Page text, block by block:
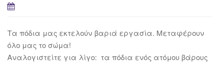
Τα πόδια μας εκτελούν βαριά εργασία. Μεταφέρουν
όλο μας το σώμα!
Αναλογιστείτε για λίγο: τα πόδια ενός ατόμου βάρους